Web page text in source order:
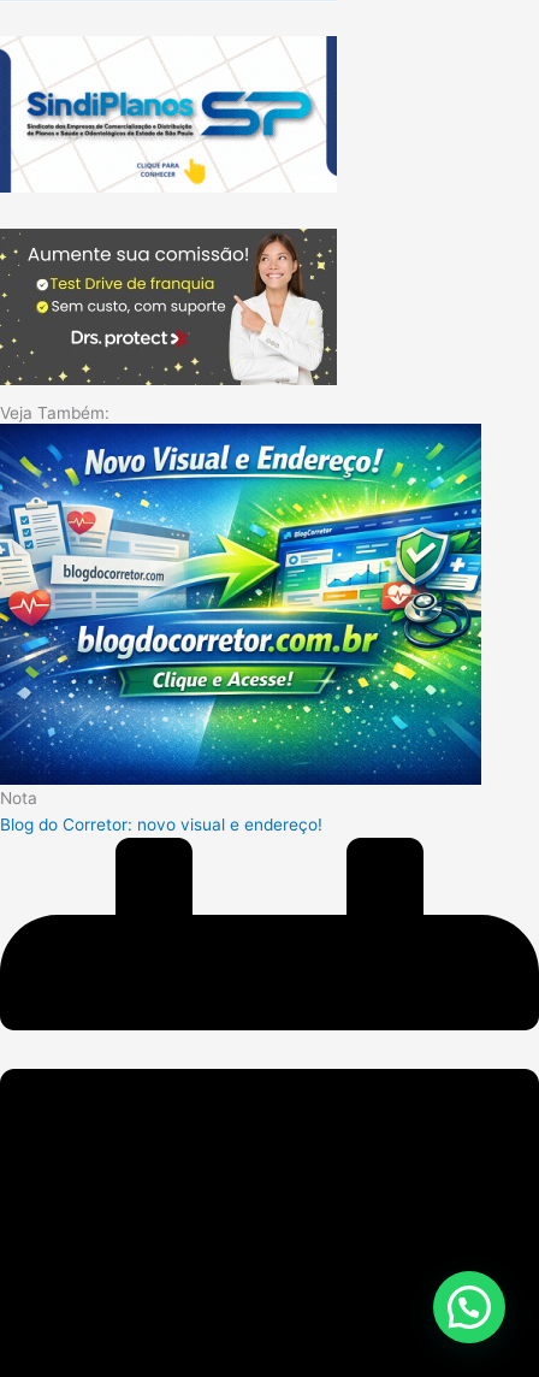
Veja Também:
Nota
Blog do Corretor: novo visual e endereço!